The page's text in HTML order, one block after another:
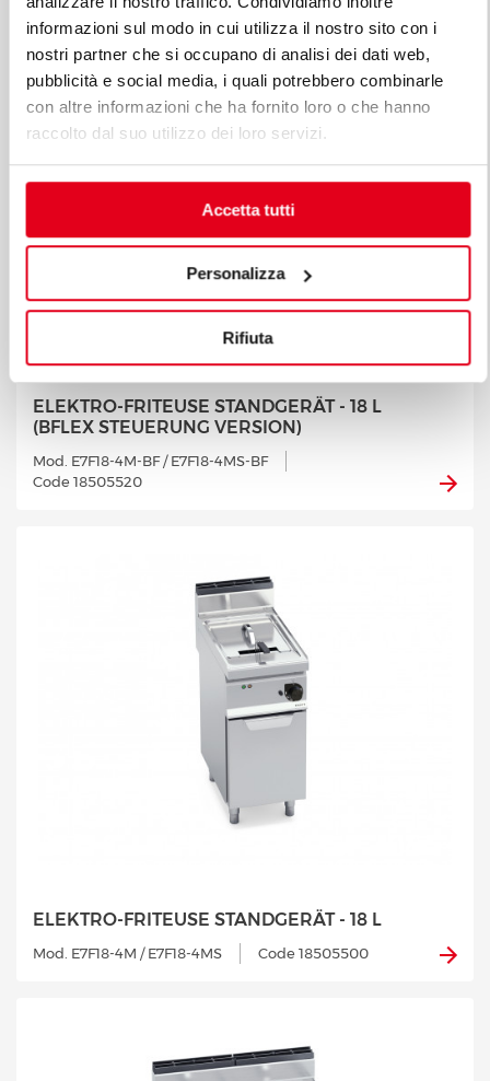
informazioni sul modo in cui utilizza il nostro sito con i
nostri partner che si occupano di analisi dei dati web,
pubblicità e social media, i quali potrebbero combinarle
con altre informazioni che ha fornito loro o che hanno
raccolto dal suo utilizzo dei loro servizi.
Accetta tutti
Personalizza
Rifiuta
ELEKTRO-FRITEUSE STANDGERÄT - 18 L
(BFLEX STEUERUNG VERSION)
Mod. E7F18-4M-BF / E7F18-4MS-BF
Code 18505520
ELEKTRO-FRITEUSE STANDGERÄT - 18 L
Mod. E7F18-4M / E7F18-4MS Code 18505500